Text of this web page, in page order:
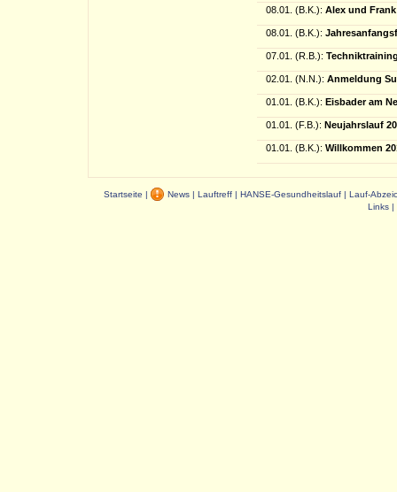
08.01. (B.K.): Alex und
08.01. (B.K.):
07.01. (R.B.):
02.01. (N.N.): Anmeldung
01.01. (B.K.): Eisbader am
01.01. (F.B.): Neujahrslauf
01.01. (B.K.): Willkommen
Startseite | News | Lauftreff | HANSE-Gesundheitslauf | Lauf-
Links |